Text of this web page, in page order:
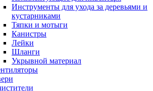
Инструменты для ухода за деревьями и
кустарниками
Тяпки и мотыги
Канистры
Лейки
Шланги
Укрывной материал